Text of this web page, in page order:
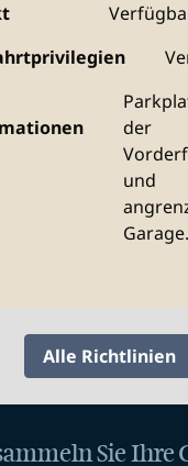
der
und
Garage.
Alle Richtlinien
Sie Ihre